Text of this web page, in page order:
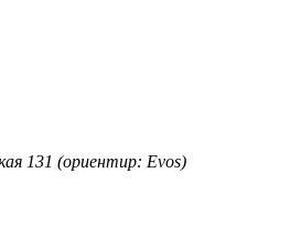
131 (ориентир: Evos)